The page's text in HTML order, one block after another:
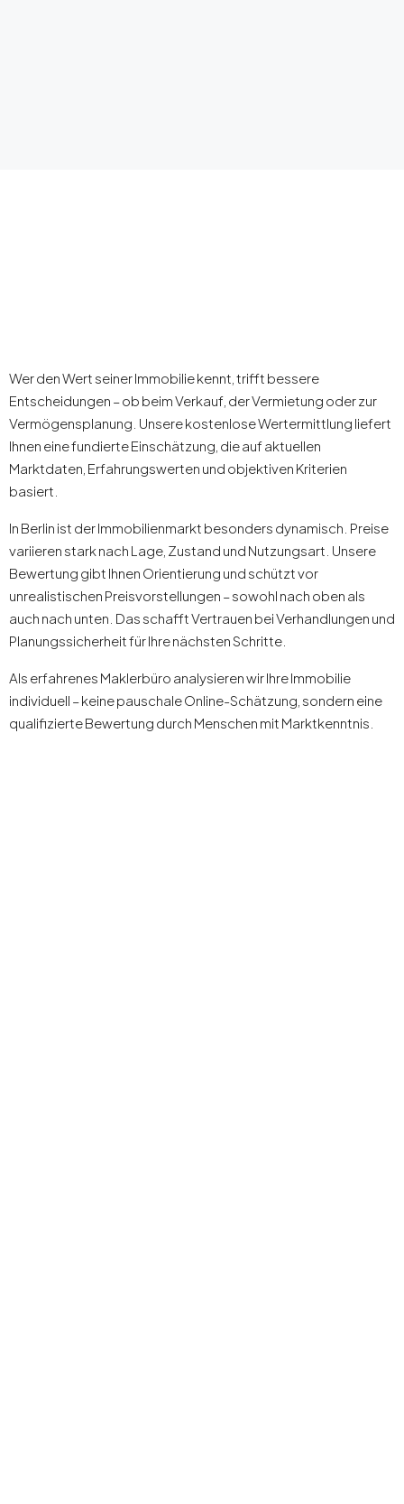
Wer den Wert seiner Immobilie kennt, trifft bessere
Entscheidungen – ob beim Verkauf, der Vermietung oder zur
Vermögensplanung. Unsere kostenlose Wertermittlung liefert
Ihnen eine fundierte Einschätzung, die auf aktuellen
Marktdaten, Erfahrungswerten und objektiven Kriterien
basiert.
In Berlin ist der Immobilienmarkt besonders dynamisch. Preise
variieren stark nach Lage, Zustand und Nutzungsart. Unsere
Bewertung gibt Ihnen Orientierung und schützt vor
unrealistischen Preisvorstellungen – sowohl nach oben als
auch nach unten. Das schafft Vertrauen bei Verhandlungen und
Planungssicherheit für Ihre nächsten Schritte.
Als erfahrenes Maklerbüro analysieren wir Ihre Immobilie
individuell – keine pauschale Online-Schätzung, sondern eine
qualifizierte Bewertung durch Menschen mit Marktkenntnis.